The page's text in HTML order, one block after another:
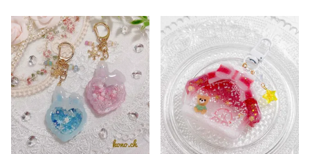
こから滴る雫の中には青空と花
畑が広がっています😊 雫の花
畑🌼は取り外してポーチ等につ
けられるファスナーチャームに
もなります‼️ キーホルダーとフ
ァスナーチャーム別々に付けて
も可愛らしくコーディネート出
来るように作りました😊 #シェ
イカーキーホルダー #シャカシ
ャカ #こまりっこ #こまりっこ
で… お守りシェイカーキーホ
ルダーを作ってみました😊 中
には今年の干支でもある辰を入
れた、オイル入りのシェイカー
になってます。 こちら、
Youtubeにて制作動画公開中✨
#レジン #レジンキーホルダー
#シェイカーキーホルダー #シ
ャカシャカキーホルダー #Bレ
ジンコース（新春） #新春投稿